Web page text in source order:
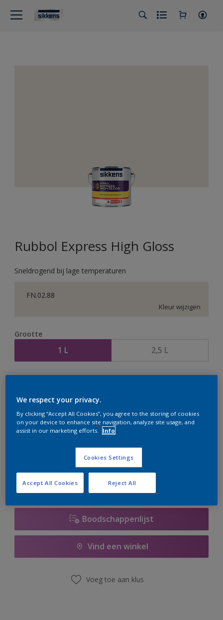
Rubbol Express High Gloss
Sneldrogend bij lage temperaturen
FN.02.88
Kleur wijzigen
Grootte
1 L 2,5 L
Op dit moment is het niet mogelijk dit product online
er hard aan om de voorraad aan te vullen.
Boodschappenlijst
Vind een winkel
Voeg toe aan klus
We respect your privacy.
By clicking “Accept All Cookies”, you agree to the storing of cookies
on your device to enhance site navigation, analyze site usage, and
assist in our marketing efforts.
Info
Cookies Settings
Reject All
Accept All Cookies